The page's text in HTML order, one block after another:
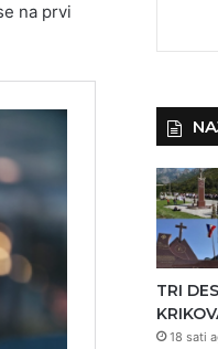
na prvi
TRI
18 sati